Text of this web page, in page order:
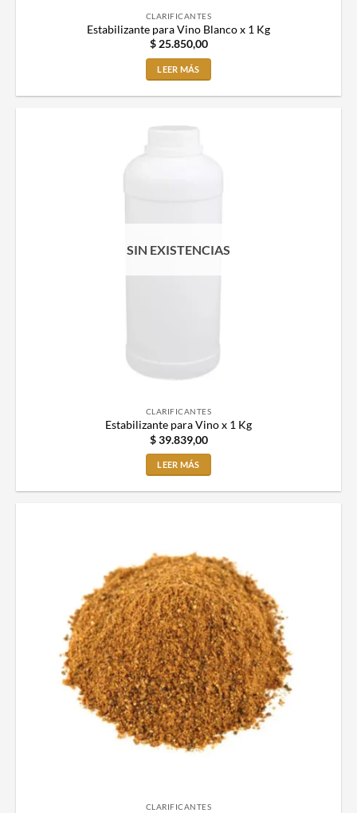
CLARIFICANTES
Estabilizante para Vino Blanco x 1 Kg
$25.850,00
LEER MÁS
SIN EXISTENCIAS
CLARIFICANTES
Estabilizante para Vino x 1 Kg
$39.839,00
LEER MÁS
CLARIFICANTES